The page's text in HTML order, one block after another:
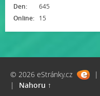
Online: 15
Den:
645
© 2026 eStránky.cz |
|
Nahoru ↑